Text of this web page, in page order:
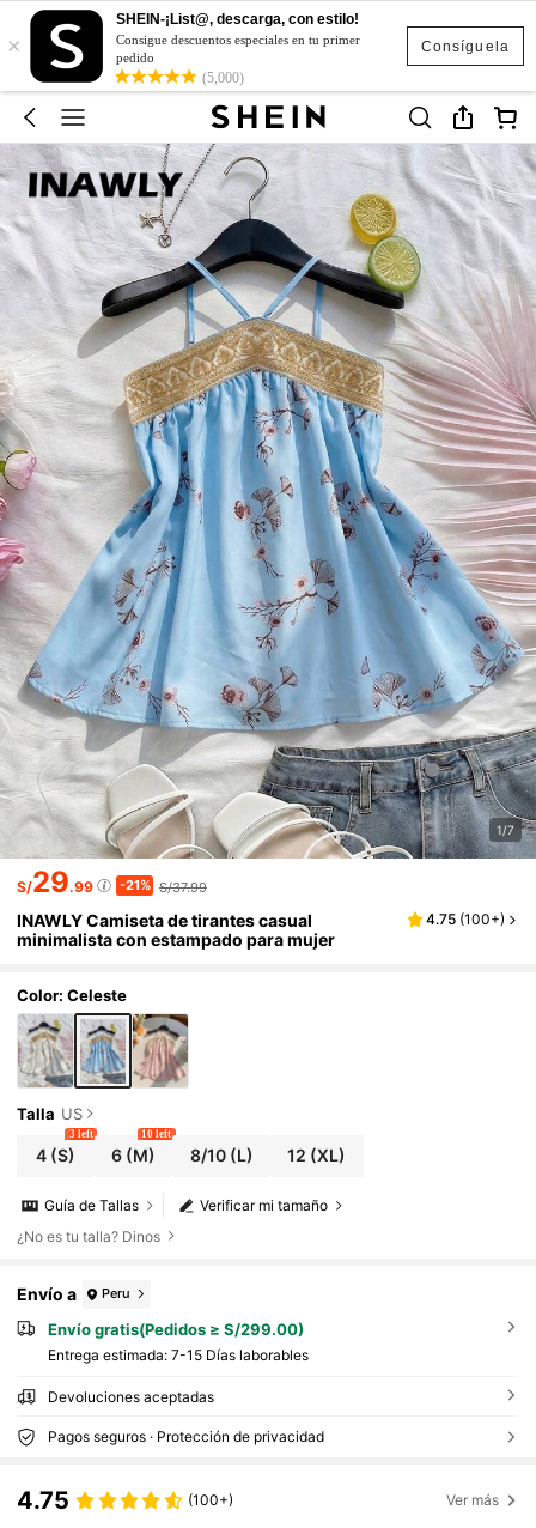
Consíguela
×
SHEIN-¡List@, descarga, con estilo!
Consigue descuentos especiales en tu primer
pedido
(5,000)
1/7
S/29.99 -21% S/37.99
INAWLY Camiseta de tirantes casual
minimalista con estampado para mujer
4.75 (100+)
Color: Celeste
Talla US
4 (S)
3 left
6 (M)
10 left
8/10(L) 12 (XL)
Verificar mi tamaño
Guía de Tallas
¿No es tu talla? Dinos
Envío a Peru
Envío gratis(Pedidos ≥ S/299.00)
Entrega estimada: 7-15 Días laborables
Devoluciones aceptadas
Pagos seguros · Protección de privacidad
4.75 (100+) Ver más